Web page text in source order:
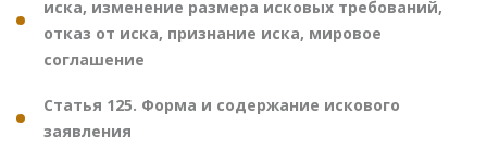
иска, изменение размера исковых требований,
отказ от иска, признание иска, мировое
соглашение
Статья 125. Форма и содержание искового
заявления